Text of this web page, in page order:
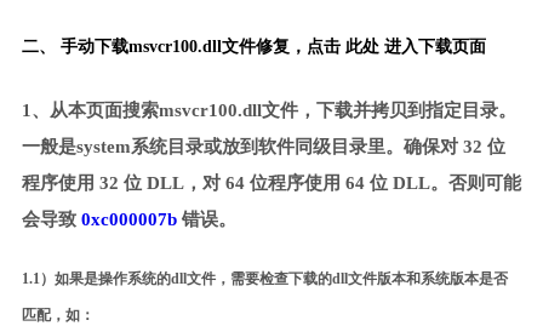
二、 手动下载msvcr100.dll文件修复， 点击 此处 进入下载页面
1、从本页面搜索msvcr100.dll文件，下载并拷贝到指定目录。
一般是system系统目录或放到软件同级目录里。确保对 32 位
程序使用 32 位 DLL，对 64 位程序使用 64 位 DLL。否则可能
会导致 0xc000007b错误。
1.1）如果是操作系统的dll文件，需要检查下载的dll文件版本和系统版本是否
匹配，如：